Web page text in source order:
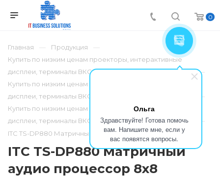
Ольга
Здравствуйте! Готова помочь
вам. Напишите мне, если у
вас появятся вопросы.
0
Главная
Продукция
Купить по низким ценам проекторы, интерактивные
дисплеи, терминалы ВКС, телефонию по низким ценам
Купить по низким ценам проекторы, интерактивные
дисплеи, терминалы ВКС, телефонию по низким ценам
Купить по низким ценам проекторы, интерактивные
дисплеи, терминалы ВКС, телефонию по низким ценам
ITC TS-DP880 Матричный аудио процессор 8х8
ITC TS-DP880 Матричный
аудио процессор 8х8